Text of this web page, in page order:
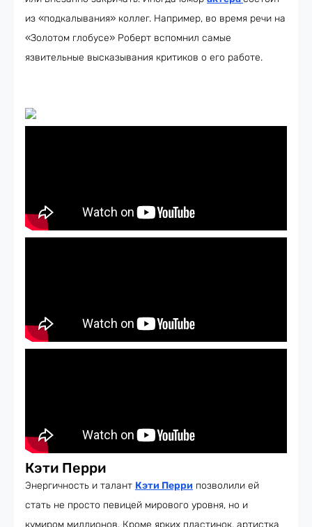
из «подкалывания» коллег. Например, во время речи на
«Золотом глобусе» Роберт вспомнил самые
язвительные высказывания критиков о его работе.
Кэти Перри
Энергичность и талант Кэти Перри позволили ей
стать не просто певицей мирового уровня, но и
кумиром миллионов. Кроме ярких пластинок, артистка